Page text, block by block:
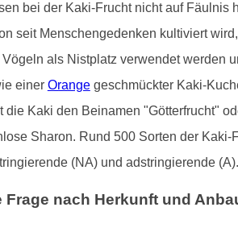
bei der Kaki-Frucht nicht auf Fäulnis
seit Menschengedenken kultiviert
Vögeln als Nistplatz verwendet werden
einer Orangegeschmückter Kaki-
die Kaki den Beinamen "Götterfrucht"
Sharon. Rund 500 Sorten der
(NA) und adstringierende (A).
Frage nach Herkunft und